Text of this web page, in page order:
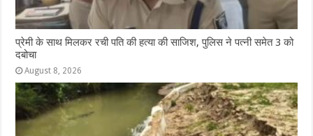
प्रेमी के साथ मिलकर रची पति की हत्या की साजिश, पुलिस ने पत्नी समेत 3 को
दबोचा
August 8, 2026